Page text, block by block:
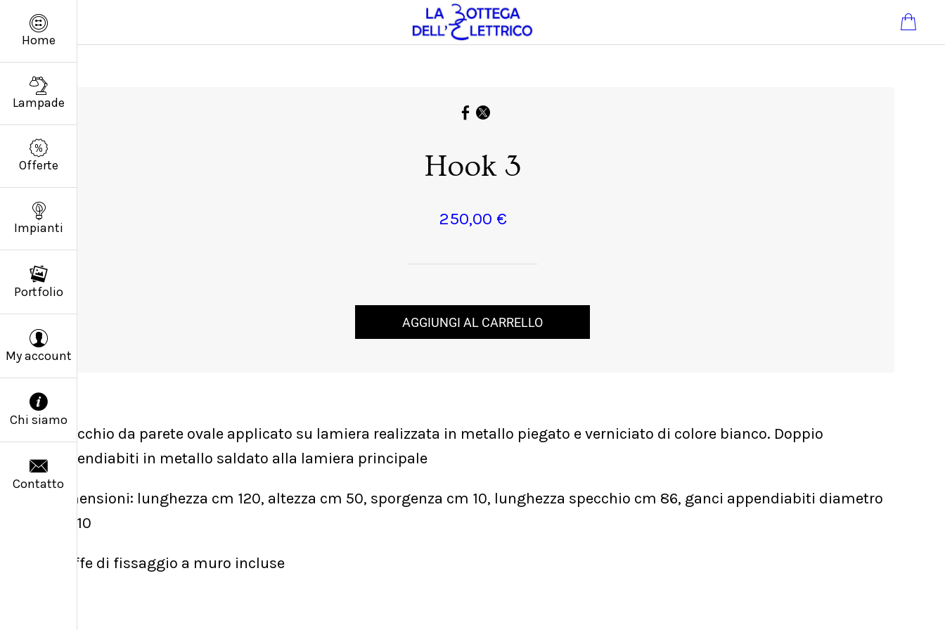
Home
Lampade
Offerte
Impianti
Portfolio
My account
Chi siamo
Contatto
Hook 3
250,00 €
AGGIUNGI AL CARRELLO
Specchio da parete ovale applicato su lamiera realizzata in metallo piegato e verniciato di colore bianco. Doppio
appendiabiti in metallo saldato alla lamiera principale
Dimensioni: lunghezza cm 120, altezza cm 50, sporgenza cm 10, lunghezza specchio cm 86, ganci appendiabiti diametro
cm 10
Steffe di fissaggio a muro incluse